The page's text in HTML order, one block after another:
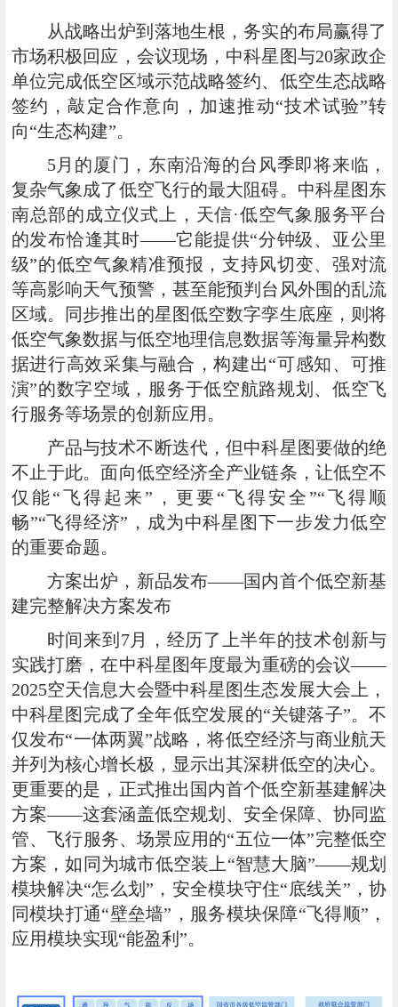
从战略出炉到落地生根，务实的布局赢得了
市场积极回应，会议现场，中科星图与20家政企
单位完成低空区域示范战略签约、低空生态战略
签约，敲定合作意向，加速推动“技术试验”转
向“生态构建”。
5月的厦门，东南沿海的台风季即将来临，
复杂气象成了低空飞行的最大阻碍。中科星图东
南总部的成立仪式上， 天信·低空气象服务平台
的发布恰逢其时——它能提供“分钟级、亚公里
级”的低空气象精准预报，支持风切变、强对流
等高影响天气预警，甚至能预判台风外围的乱流
区域。同步推出的星图低空数字孪生底座，则将
低空气象数据与低空地理信息数据等海量异构数
据进行高效采集与融合，构建出“可感知、可推
演”的数字空域，服务于低空航路规划、低空飞
行服务等场景的创新应用。
产品与技术不断迭代，但中科星图要做的绝
不止于此。面向低空经济全产业链条，让低空不
仅能“飞得起来”，更要“飞得安全”“飞得顺
畅”“飞得经济”，成为中科星图下一步发力低空
的重要命题。
方案出炉 ， 新品发布——国内首个低空新基
建完整解决方案发布
时间来到7月，经历了上半年的技术创新与
实践打磨，在中科星图年度最为重磅的会议——
2025空天信息大会暨中科星图生态发展大会 上，
中科星图完成了全年低空发展的“关键落子”。不
仅发布“一体两翼”战略，将低空经济与商业航天
并列为核心增长极，显示出其深耕低空的决心。
更重要的是，正式推出国内首个低空新基建解决
方案——这套涵盖低空规划、安全保障、协同监
管、飞行服务、场景应用的“五位一体”完整低空
方案，如同为城市低空装上“智慧大脑”——规划
模块解决“怎么划”，安全模块守住“底线关”，协
同模块打通“壁垒墙”，服务模块保障“飞得顺”，
应用模块实现“能盈利”。